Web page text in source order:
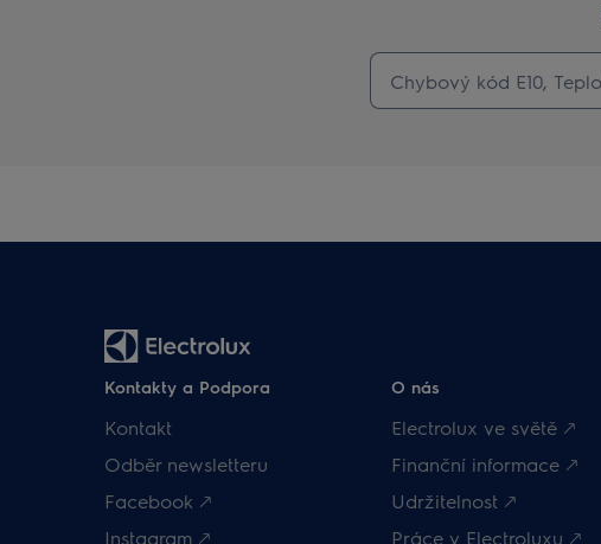
Kontakty a Podpora
Kontakt
Odběr newsletteru
Facebook 🡕
Instagram 🡕
O nás
Electrolux ve světě 🡕
Finanční informace 🡕
Udržitelnost 🡕
Práce v Electroluxu 🡕